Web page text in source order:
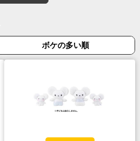
ボケの多い順